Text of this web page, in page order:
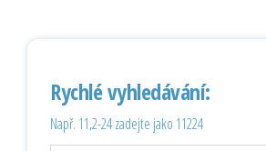
Rychlé vyhledávání:
Např. 11,2-24 zadejte jako 11224